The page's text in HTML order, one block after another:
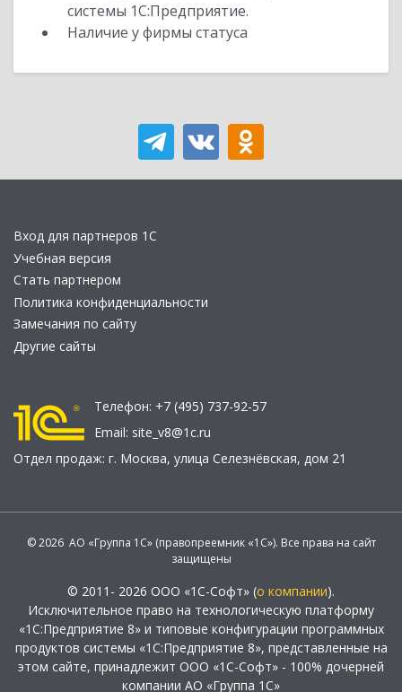
системы 1С:Предприятие.
Наличие у фирмы статуса
Вход для партнеров 1С
Учебная версия
Стать партнером
Политика конфиденциальности
Замечания по сайту
Другие сайты
Телефон: +7 (495) 737-92-57
Email: site_v8@1c.ru
Отдел продаж: г. Москва, улица Селезнёвская, дом 21
© 2026 АО «Группа 1С» (правопреемник «1С»). Все права на сайт
защищены
© 2011- 2026 ООО «1С-Софт» (о компании).
Исключительное право на технологическую платформу
«1С:Предприятие 8» и типовые конфигурации программных
продуктов системы «1С:Предприятие 8», представленные на
этом сайте, принадлежит ООО «1С-Софт» - 100% дочерней
компании АО «Группа 1С»